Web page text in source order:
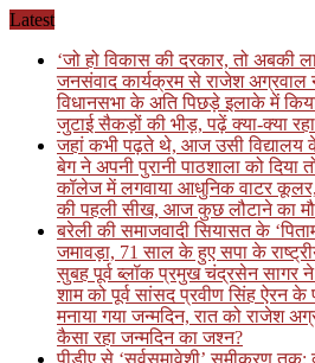
Skip
content
Latest
‘जो हो विकास की दरकार, तो अबकी
जनसंवाद कार्यक्रम से राजेश
विधानसभा के अति पिछड़े इलाके में
जुटाई सैकड़ों की भीड़, पढ़ें क्या-क्या
जहां कभी पढ़ते थे, आज उसी विद्यालय
बेग ने अपनी पुरानी पाठशाला को दिया
कॉलेज में लगवाया आधुनिक वाटर कूलर,
की पहली सीख, आज कुछ लौटाने का
बरेली की समाजवादी सियासत के
जमावड़ा, 71 साल के हुए सपा के
सुबह पूर्व ब्लॉक प्रमुख चंद्रसेन
शाम को पूर्व सांसद प्रवीण सिंह ऐरन के
मनाया गया जन्मदिन, रात को राजेश
कैसा रहा जन्मदिन का जश्न?
पीडीए से ‘सर्वसमावेशी’ समीकरण